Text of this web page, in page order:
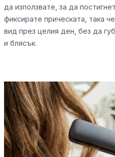
да използвате, за да
фиксирате прическата, така
вид през целия ден, без да
и блясък.